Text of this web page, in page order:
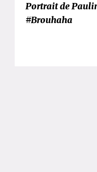
Portrait de
#Brouhaha